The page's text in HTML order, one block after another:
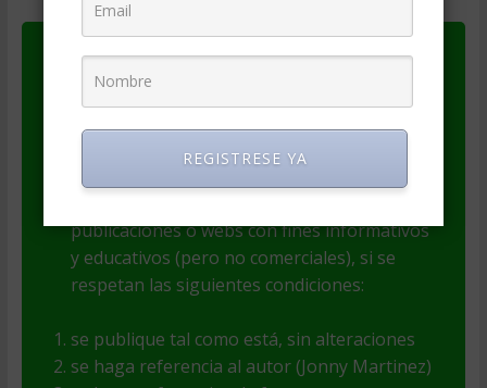
autor(a) es responsable por el contenido y
legitimidad de su autoría.
publicaciones o webs con fines informativos
y educativos (pero no comerciales), si se
respetan las siguientes condiciones:
se publique tal como está, sin alteraciones
se haga referencia al autor (Jonny Martinez)
REGISTRESE YA